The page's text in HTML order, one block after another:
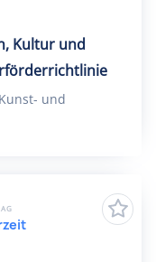
Kultur und
und